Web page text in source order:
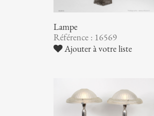
Lampe
Référence : 16569
Ajouter à votre liste